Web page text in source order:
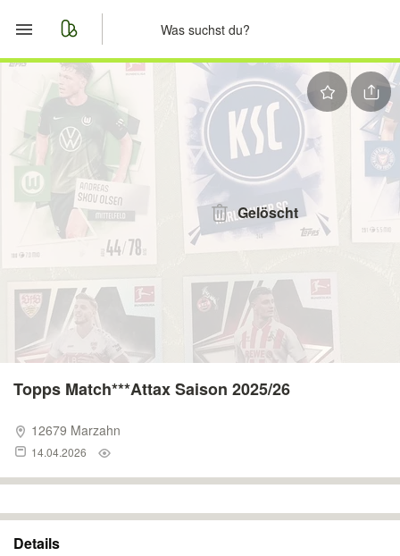
Start
Merkliste
Nachrichten
Anzeige aufgeben
Gelöscht
Topps Match***Attax Saison 2025/26
12679 Marzahn
14.04.2026
Details